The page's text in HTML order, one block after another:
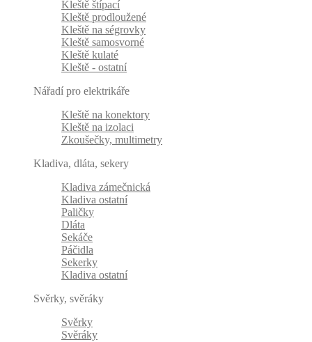
Kleště štípací
Kleště prodloužené
Kleště na ségrovky
Kleště samosvorné
Kleště kulaté
Kleště - ostatní
Nářadí pro elektrikáře
Kleště na konektory
Kleště na izolaci
Zkoušečky, multimetry
Kladiva, dláta, sekery
Kladiva zámečnická
Kladiva ostatní
Paličky
Dláta
Sekáče
Páčidla
Sekerky
Kladiva ostatní
Svěrky, svěráky
Svěrky
Svěráky